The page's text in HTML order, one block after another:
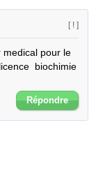
[ ! ]
medical pour le
biochimie
Répondre